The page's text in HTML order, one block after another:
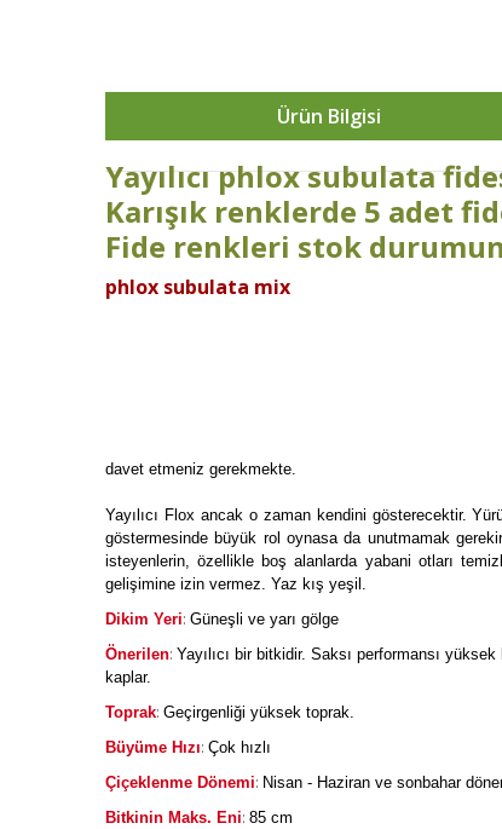
Ürün Bilgisi
Yayılıcı phlox subulata
Karışık renklerde 5 adet
Fide renkleri stok
phlox subulata mix
davet etmeniz gerekmekte.
Yayılıcı Flox ancak o zaman kendini gösterecektir.
göstermesinde büyük rol oynasa da unutmamak
isteyenlerin, özellikle boş alanlarda yabani otları
gelişimine izin vermez. Yaz kış yeşil.
Dikim Yeri: Güneşli ve yarı gölge
Önerilen: Yayılıcı bir bitkidir. Saksı performansı
kaplar.
Toprak: Geçirgenliği yüksek toprak.
Büyüme Hızı: Çok hızlı
Çiçeklenme Dönemi: Nisan - Haziran ve sonbahar
Bitkinin Maks. Eni: 85 cm